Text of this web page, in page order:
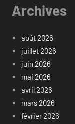
Archives
août 2026
juillet 2026
juin 2026
mai 2026
avril 2026
mars 2026
février 2026